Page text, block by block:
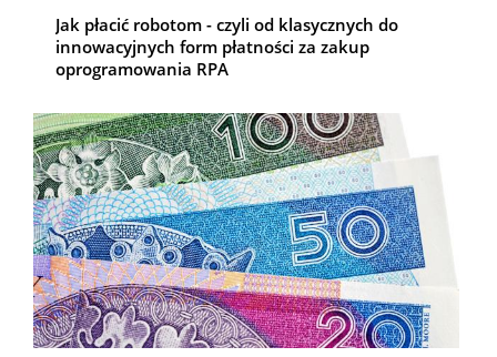
Jak płacić robotom - czyli od klasycznych do
innowacyjnych form płatności za zakup
oprogramowania RPA